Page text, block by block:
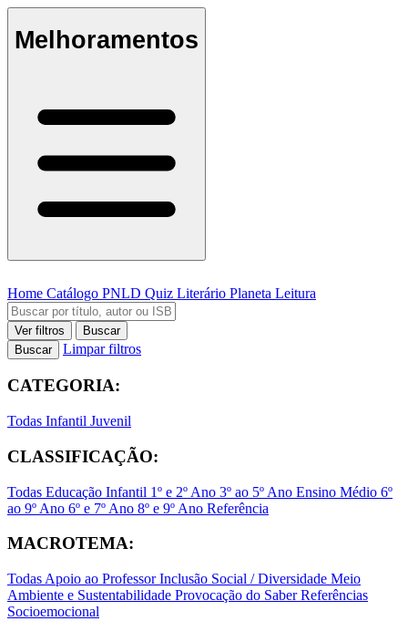
Melhoramentos
Home Catálogo PNLD Quiz Literário Planeta Leitura
Ver filtros
Buscar
Buscar
Limpar filtros
CATEGORIA:
Todas Infantil Juvenil
CLASSIFICAÇÃO:
Todas Educação Infantil 1º e 2º Ano 3º ao 5º Ano Ensino Médio 6º
ao 9º Ano 6º e 7º Ano 8º e 9º Ano Referência
MACROTEMA:
Todas Apoio ao ProfessorInclusão Social / Diversidade Meio
Ambiente e Sustentabilidade Provocação do SaberReferências
Socioemocional